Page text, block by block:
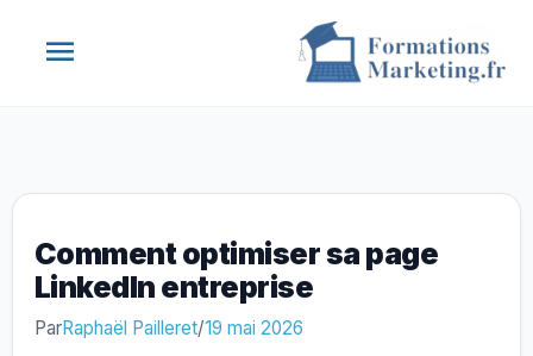
Menu
Comment optimiser sa page
LinkedIn entreprise
ParRaphaël Pailleret/19 mai 2026